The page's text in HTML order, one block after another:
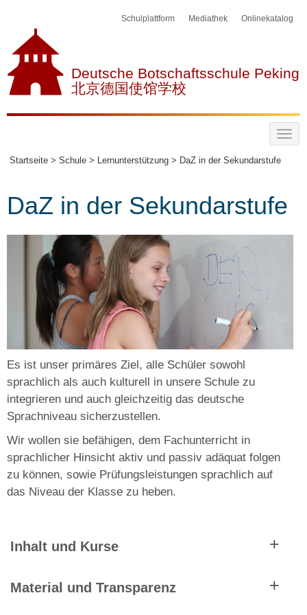
Onlinekatalog
Mediathek
Schulplattform
Deutsche Botschaftsschule Peking
北京德国使馆学校
Startseite > Schule > Lernunterstützung > DaZ in der Sekundarstufe
DaZ in der Sekundarstufe
Es ist unser primäres Ziel, alle Schüler sowohl
sprachlich als auch kulturell in unsere Schule zu
integrieren und auch gleichzeitig das deutsche
Sprachniveau sicherzustellen.
Wir wollen sie befähigen, dem Fachunterricht in
sprachlicher Hinsicht aktiv und passiv adäquat folgen
zu können, sowie Prüfungsleistungen sprachlich auf
das Niveau der Klasse zu heben.
Inhalt und Kurse
Förderung der Lese- und Schreibkompetenz im
Material und Transparenz